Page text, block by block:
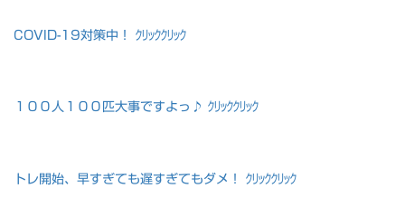
COVID-19対策中！ ｸﾘｯｸｸﾘｯｸ
１００人１００匹大事ですよっ♪ ｸﾘｯｸｸﾘｯｸ
トレ開始、早すぎても遅すぎてもダメ！ ｸﾘｯｸｸﾘｯｸ